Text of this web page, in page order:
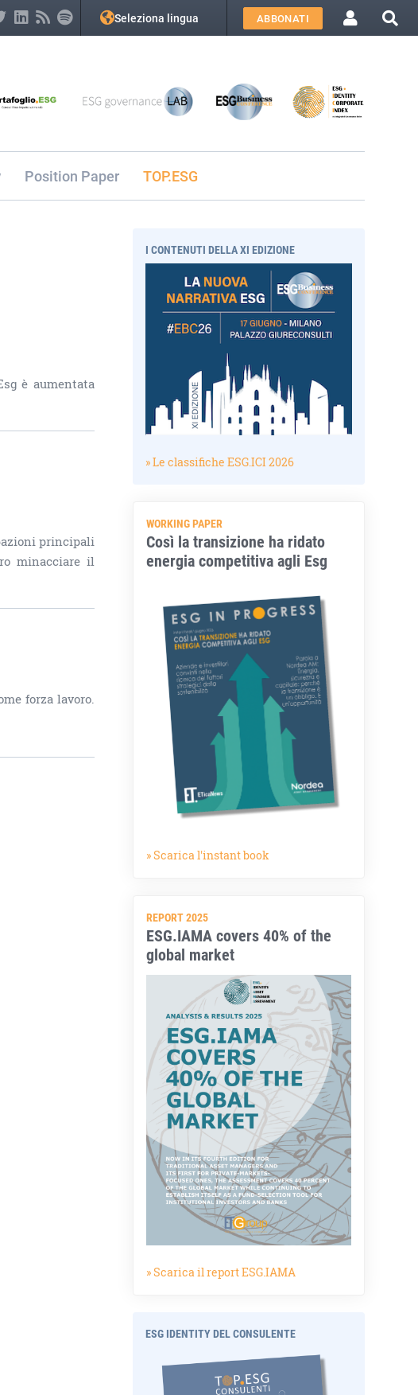
Seleziona lingua ABBONATI
Position Paper TOP.ESG
è aumentata
principali
minacciare il
forza lavoro.
I CONTENUTI DELLA XI EDIZIONE
» Le classifiche ESG.ICI 2026
WORKING PAPER
Così la transizione ha ridato
energia competitiva agli Esg
» Scarica l'instant book
REPORT 2025
ESG.IAMA covers 40% of the
global market
» Scarica il report ESG.IAMA
ESG IDENTITY DEL CONSULENTE